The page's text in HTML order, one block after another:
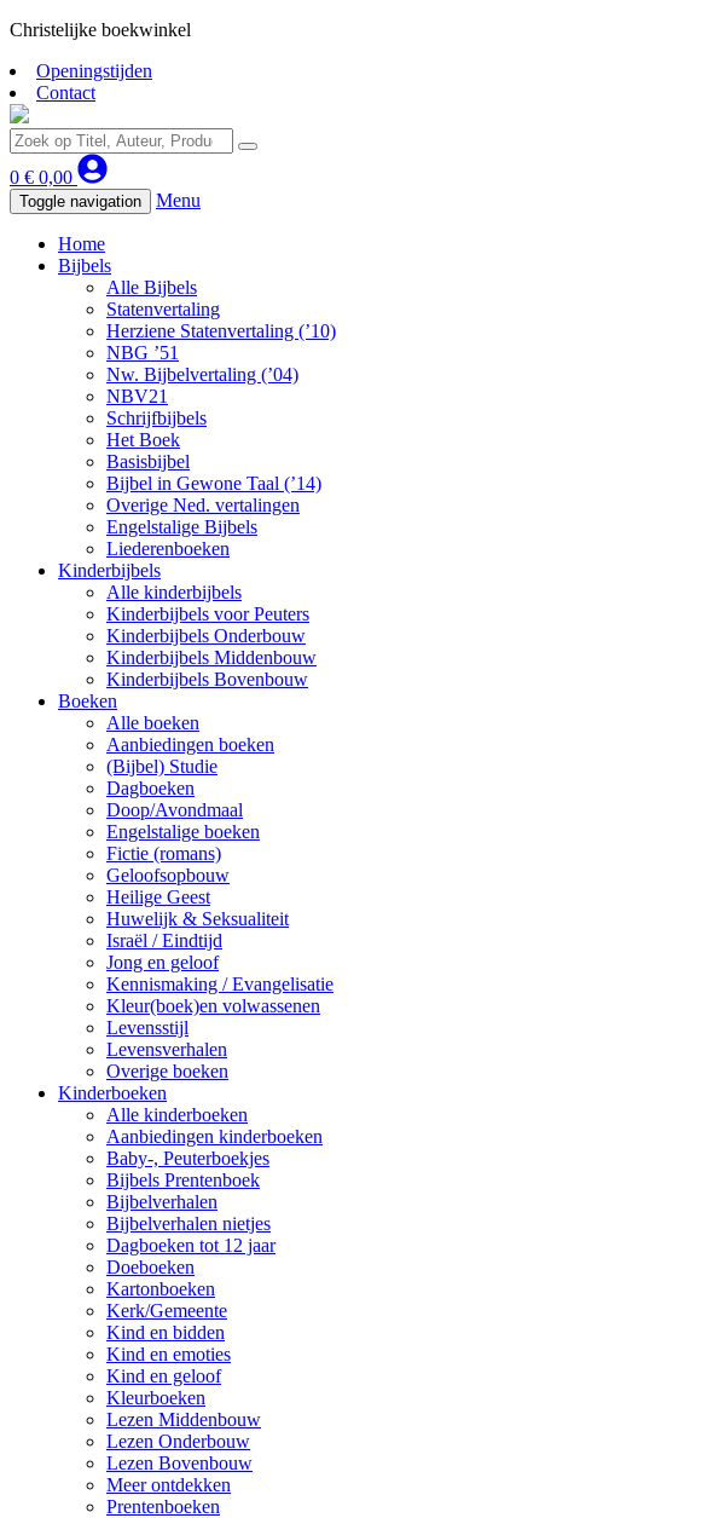
Christelijke boekwinkel
Openingstijden
Contact
0 € 0,00
Toggle navigation Menu
Home
Bijbels
Alle Bijbels
Statenvertaling
Herziene Statenvertaling (’10)
NBG ’51
Nw. Bijbelvertaling (’04)
NBV21
Schrijfbijbels
Het Boek
Basisbijbel
Bijbel in Gewone Taal (’14)
Overige Ned. vertalingen
Engelstalige Bijbels
Liederenboeken
Kinderbijbels
Alle kinderbijbels
Kinderbijbels voor Peuters
Kinderbijbels Onderbouw
Kinderbijbels Middenbouw
Kinderbijbels Bovenbouw
Boeken
Alle boeken
Aanbiedingen boeken
(Bijbel) Studie
Dagboeken
Doop/Avondmaal
Engelstalige boeken
Fictie (romans)
Geloofsopbouw
Heilige Geest
Huwelijk & Seksualiteit
Israël / Eindtijd
Jong en geloof
Kennismaking / Evangelisatie
Kleur(boek)en volwassenen
Levensstijl
Levensverhalen
Overige boeken
Kinderboeken
Alle kinderboeken
Aanbiedingen kinderboeken
Baby-, Peuterboekjes
Bijbels Prentenboek
Bijbelverhalen
Bijbelverhalen nietjes
Dagboeken tot 12 jaar
Doeboeken
Kartonboeken
Kerk/Gemeente
Kind en bidden
Kind en emoties
Kind en geloof
Kleurboeken
Lezen Middenbouw
Lezen Onderbouw
Lezen Bovenbouw
Meer ontdekken
Prentenboeken